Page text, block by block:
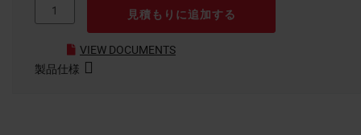
見積もりに追加する
VIEW DOCUMENTS
製品仕様